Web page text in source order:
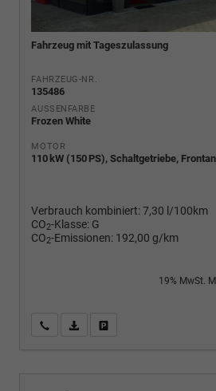
Fahrzeug mit Tageszulassung
FAHRZEUG-NR.
135486
AUSSENFARBE
Frozen White
MOTOR
110 kW (150 PS), Schaltgetriebe,
Verbrauch kombiniert:7,30 l/100km
CO2-Klasse: G
CO2-Emissionen: 192,00 g/km
19% MwSt.
Wir rufen Sie anPDF-Fahrzeugexposé drucken